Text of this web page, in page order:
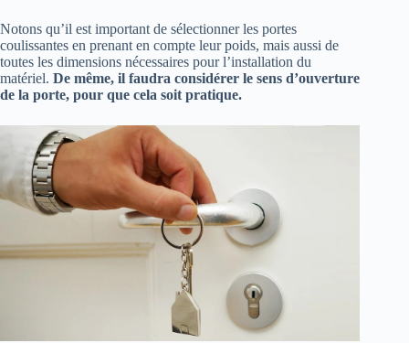
Notons qu’il est important de sélectionner les portes
coulissantes en prenant en compte leur poids, mais aussi de
toutes les dimensions nécessaires pour l’installation du
matériel. De même, il faudra considérer le sens d’ouverture
de la porte, pour que cela soit pratique.